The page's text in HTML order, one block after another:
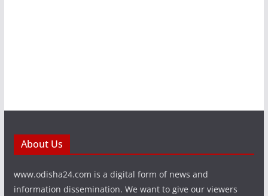
About Us
www.odisha24.com is a digital form of news and
information dissemination. We want to give our viewers